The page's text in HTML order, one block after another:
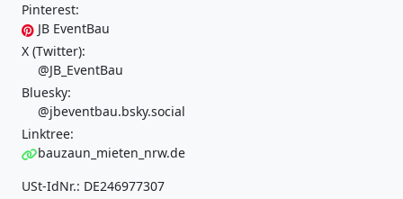
Pinterest:
JB EventBau
X (Twitter):
@JB_EventBau
Bluesky:
@jbeventbau.bsky.social
Linktree:
bauzaun_mieten_nrw.de
USt-IdNr.: DE246977307